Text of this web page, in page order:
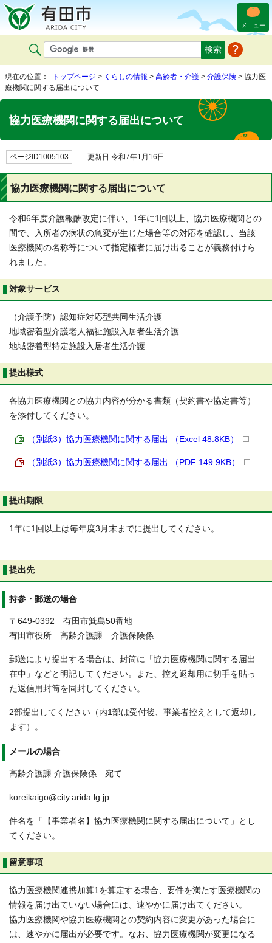
メニュー
現在の位置： トップページ > くらしの情報 > 高齢者・介護 > 介護保険 > 協力医
療機関に関する届出について
協力医療機関に関する届出について
ページID1005103 更新日 令和7年1月16日
協力医療機関に関する届出について
令和6年度介護報酬改定に伴い、1年に1回以上、協力医療機関との
間で、入所者の病状の急変が生じた場合等の対応を確認し、当該
医療機関の名称等について指定権者に届け出ることが義務付けら
れました。
対象サービス
（介護予防）認知症対応型共同生活介護
地域密着型介護老人福祉施設入居者生活介護
地域密着型特定施設入居者生活介護
提出様式
各協力医療機関との協力内容が分かる書類（契約書や協定書等）
を添付してください。
（別紙3）協力医療機関に関する届出 （Excel 48.8KB）
（別紙3）協力医療機関に関する届出 （PDF 149.9KB）
提出期限
1年に1回以上は毎年度3月末までに提出してください。
提出先
持参・郵送の場合
〒649-0392 有田市箕島50番地
有田市役所 高齢介護課 介護保険係
郵送により提出する場合は、封筒に「協力医療機関に関する届出
在中」などと明記してください。また、控え返却用に切手を貼っ
た返信用封筒を同封してください。
2部提出してください（内1部は受付後、事業者控えとして返却し
ます）。
メールの場合
高齢介護課 介護保険係 宛て
koreikaigo@city.arida.lg.jp
件名を「【事業者名】協力医療機関に関する届出について」とし
てください。
留意事項
協力医療機関連携加算1を算定する場合、要件を満たす医療機関の
情報を届け出ていない場合には、速やかに届け出てください。
協力医療機関や協力医療機関との契約内容に変更があった場合に
は、速やかに届出が必要です。なお、協力医療機関が変更になる